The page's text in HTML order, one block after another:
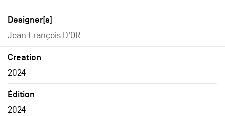
Designer[s]
Jean François D'OR
Creation
2024
Édition
2024